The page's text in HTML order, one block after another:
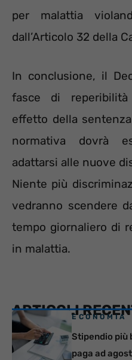
per malattia
dall’Articolo 32 della
In conclusione, il
fasce di
effetto della
normativa dovrà
adattarsi alle nuove
Niente più
vedranno scendere
tempo giornaliero di
in malattia.
ARTICOLIECONOMIA
Stipendio più
paga ad